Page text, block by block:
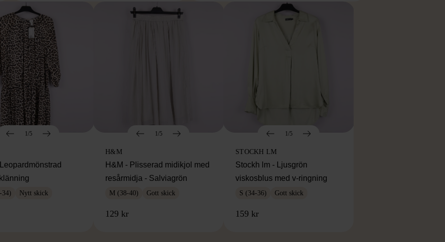
1/5
34) Nytt skick
1/5
H&M
H&M - Plisserad midikjol med
resårmidja - Salviagrön
M (38-40) Gott skick
129 kr
1/5
STOCKH LM
Stockh lm - Ljusgrön
viskosblus med v-ringning
S (34-36) Gott skick
159 kr